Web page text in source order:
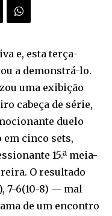
e, esta terça-
a demonstrá-lo.
uma exibição
cabeça de série,
duelo
cinco sets,
15.ª meia-
O resultado
7-6(10-8) — mal
de um encontro